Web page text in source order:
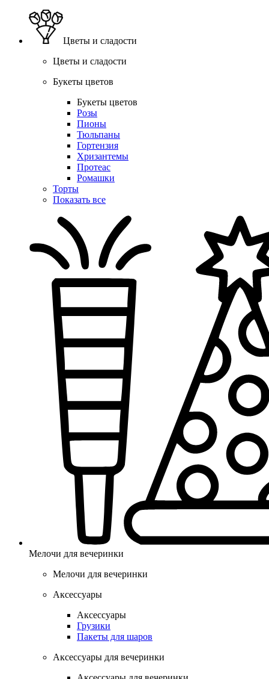
Цветы и сладости
Цветы и сладости
Букеты цветов
Букеты цветов
Розы
Пионы
Тюльпаны
Гортензия
Хризантемы
Протеас
Ромашки
Торты
Показать все
Мелочи для вечеринки
Мелочи для вечеринки
Аксессуары
Аксессуары
Грузики
Пакеты для шаров
Аксессуары для вечеринки